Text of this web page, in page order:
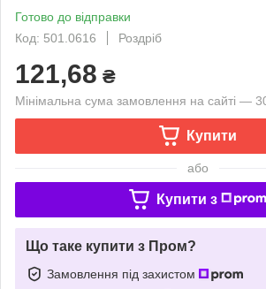
Готово до відправки
Код: 501.0616
Роздріб
121,68 ₴
Мінімальна сума замовлення на сайті —
Купити
або
Купити з
Що таке купити з Пром?
Замовлення під захистом